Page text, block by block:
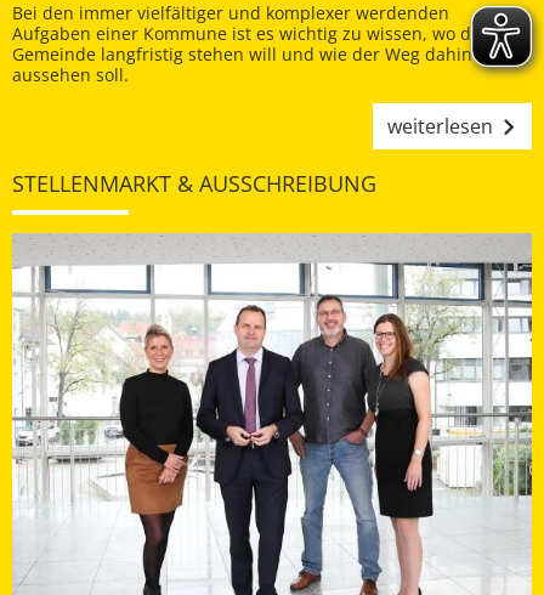
Bei den immer vielfältiger und komplexer werdenden
Aufgaben einer Kommune ist es wichtig zu wissen, wo die
Gemeinde langfristig stehen will und wie der Weg dahin
aussehen soll.
weiterlesen
STELLENMARKT & AUSSCHREIBUNG